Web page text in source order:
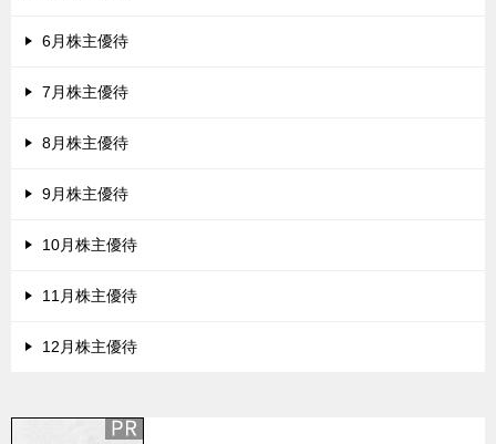
6月株主優待
7月株主優待
8月株主優待
9月株主優待
10月株主優待
11月株主優待
12月株主優待